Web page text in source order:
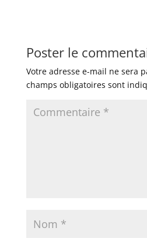
Poster le
Votre adresse e-mail ne sera
champs obligatoires sont